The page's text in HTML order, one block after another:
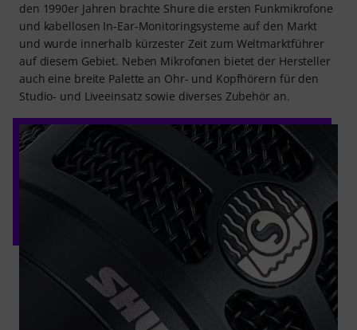
den 1990er Jahren brachte Shure die ersten Funkmikrofone
und kabellosen In-Ear-Monitoringsysteme auf den Markt
und wurde innerhalb kürzester Zeit zum Weltmarktführer
auf diesem Gebiet. Neben Mikrofonen bietet der Hersteller
auch eine breite Palette an Ohr- und Kopfhörern für den
Studio- und Liveeinsatz sowie diverses Zubehör an.